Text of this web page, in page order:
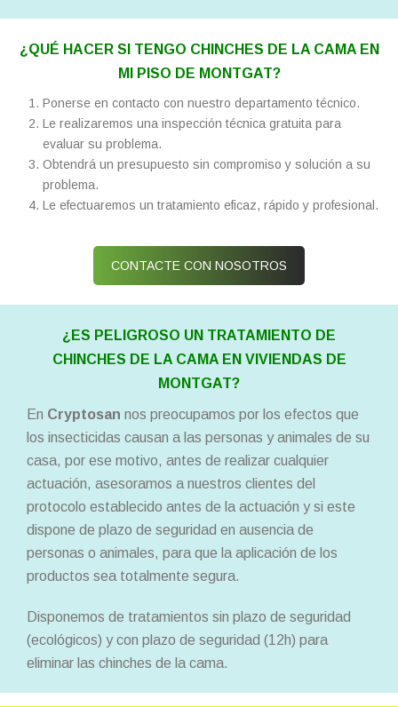
¿QUÉ HACER SI TENGO CHINCHES DE LA CAMA EN
MI PISO DE MONTGAT?
Ponerse en contacto con nuestro departamento técnico.
Le realizaremos una inspección técnica gratuita para
evaluar su problema.
Obtendrá un presupuesto sin compromiso y solución a su
problema.
Le efectuaremos un tratamiento eficaz, rápido y profesional.
CONTACTE CON NOSOTROS
¿ES PELIGROSO UN TRATAMIENTO DE
CHINCHES DE LA CAMA EN VIVIENDAS DE
MONTGAT?
En Cryptosan nos preocupamos por los efectos que
los insecticidas causan a las personas y animales de su
casa, por ese motivo, antes de realizar cualquier
actuación, asesoramos a nuestros clientes del
protocolo establecido antes de la actuación y si este
dispone de plazo de seguridad en ausencia de
personas o animales, para que la aplicación de los
productos sea totalmente segura.
Disponemos de tratamientos sin plazo de seguridad
(ecológicos) y con plazo de seguridad (12h) para
eliminar las chinches de la cama.